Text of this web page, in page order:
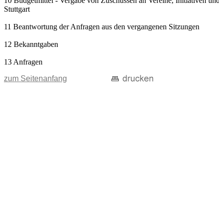
Stuttgart
11 Beantwortung der Anfragen aus den vergangenen Sitzungen
12 Bekanntgaben
13 Anfragen
zum Seitenanfang